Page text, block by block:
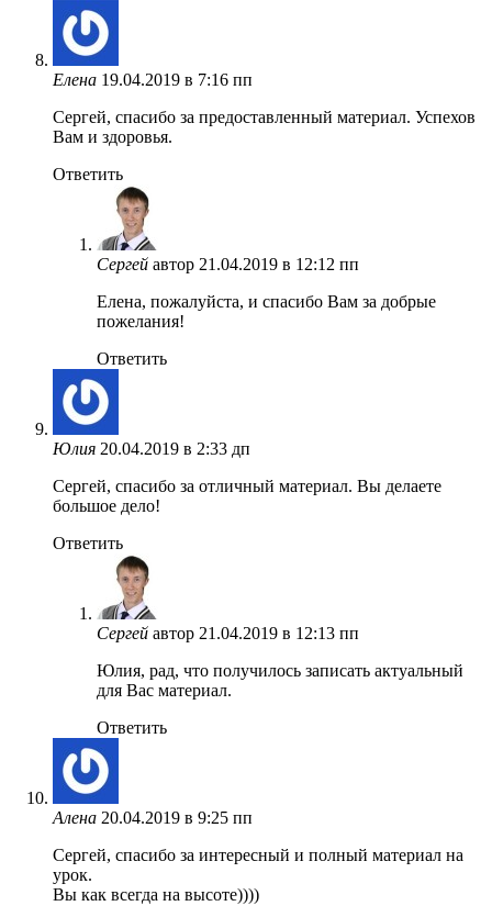
Елена 19.04.2019 в 7:16 пп
Сергей, спасибо за предоставленный материал. Успехов
Вам и здоровья.
Ответить
Сергей автор 21.04.2019 в 12:12 пп
Елена, пожалуйста, и спасибо Вам за добрые
пожелания!
Ответить
Юлия 20.04.2019 в 2:33 дп
Сергей, спасибо за отличный материал. Вы делаете
большое дело!
Ответить
Сергей автор 21.04.2019 в 12:13 пп
Юлия, рад, что получилось записать актуальный
для Вас материал.
Ответить
Алена 20.04.2019 в 9:25 пп
Сергей, спасибо за интересный и полный материал на
урок.
Вы как всегда на высоте))))